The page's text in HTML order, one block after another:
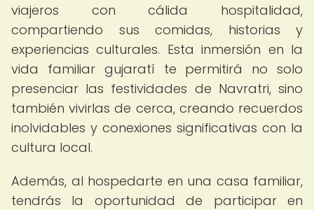
viajeros con cálida hospitalidad,
compartiendo sus comidas, historias y
experiencias culturales. Esta inmersión en la
vida familiar gujaratí te permitirá no solo
presenciar las festividades de Navratri, sino
también vivirlas de cerca, creando recuerdos
inolvidables y conexiones significativas con la
cultura local.
Además, al hospedarte en una casa familiar,
tendrás la oportunidad de participar en